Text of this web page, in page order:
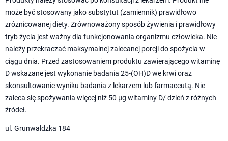
może być stosowany jako substytut (zamiennik) prawidłowo
zróżnicowanej diety. Zrównoważony sposób żywienia i prawidłowy
tryb życia jest ważny dla funkcjonowania organizmu człowieka. Nie
należy przekraczać maksymalnej zalecanej porcji do spożycia w
ciągu dnia. Przed zastosowaniem produktu zawierającego witaminę
D wskazane jest wykonanie badania 25-(OH)D we krwi oraz
skonsultowanie wyniku badania z lekarzem lub farmaceutą. Nie
zaleca się spożywania więcej niż 50 µg witaminy D/ dzień z różnych
źródeł.
ul. Grunwaldzka 184